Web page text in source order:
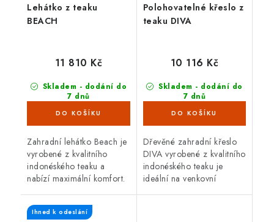
Lehátko z teaku
BEACH
Skladem - dodání do
7 dnů
11 810 Kč
Zahradní lehátko Beach je
vyrobené z kvalitního
indonéského teaku a
nabízí maximální komfort.
odolné proti vnějším
vlivům, nepříznivé počasí,
Polohovatelné křeslo z
teaku DIVA
Skladem - dodání do
7 dnů
10 116 Kč
Dřevěné zahradní křeslo
DIVA vyrobené z kvalitního
indonéského teaku je
ideální na venkovní
Ihned k odeslání